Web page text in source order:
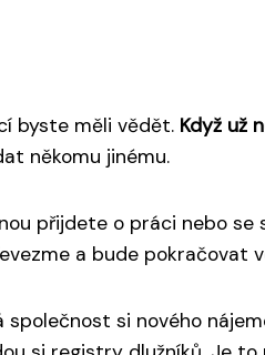
byste měli vědět. Když už
někomu jinému.
přijdete o práci nebo se
a bude pokračovat
společnost si nového